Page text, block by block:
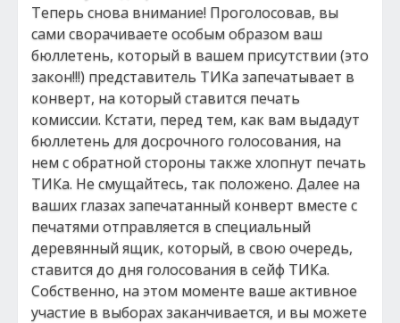
Теперь снова внимание! Проголосовав, вы
сами сворачиваете особым образом ваш
бюллетень, который в вашем присутствии (это
закон!!!) представитель ТИКа запечатывает в
конверт, на который ставится печать
комиссии. Кстати, перед тем, как вам выдадут
бюллетень для досрочного голосования, на
нем с обратной стороны также хлопнут печать
ТИКа. Не смущайтесь, так положено. Далее на
ваших глазах запечатанный конверт вместе с
печатями отправляется в специальный
деревянный ящик, который, в свою очередь,
ставится до дня голосования в сейф ТИКа.
Собственно, на этом моменте ваше активное
участие в выборах заканчивается, и вы можете